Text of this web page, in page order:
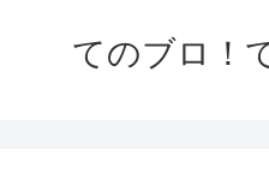
てのブロ！